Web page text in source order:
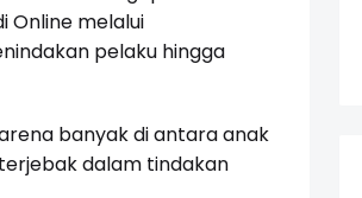
Online melalui
pelaku hingga
banyak di antara anak
dalam tindakan